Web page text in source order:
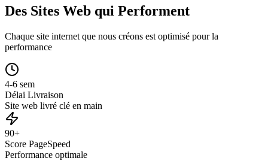
Des Sites Web qui Performent
Chaque site internet que nous créons est optimisé pour la
performance
4-6 sem
Délai Livraison
Site web livré clé en main
90+
Score PageSpeed
Performance optimale